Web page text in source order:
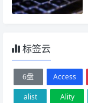
标签云
6盘 Access
alist
Ality